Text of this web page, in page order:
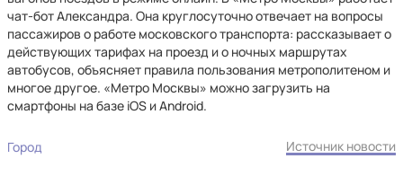
чат-бот Александра. Она круглосуточно отвечает на вопросы
пассажиров о работе московского транспорта: рассказывает о
действующих тарифах на проезд и о ночных маршрутах
автобусов, объясняет правила пользования метрополитеном и
многое другое. «Метро Москвы» можно загрузить на
смартфоны на базе iOS и Android.
Город Источник новости